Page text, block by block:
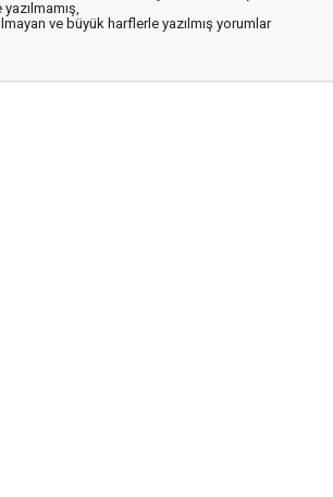
ve büyük harflerle yazılmış yorumlar